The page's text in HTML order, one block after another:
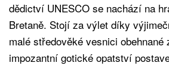
dědictví UNESCO se nachází na
Bretaně. Stojí za výlet díky
malé středověké vesnici
impozantní gotické opatství